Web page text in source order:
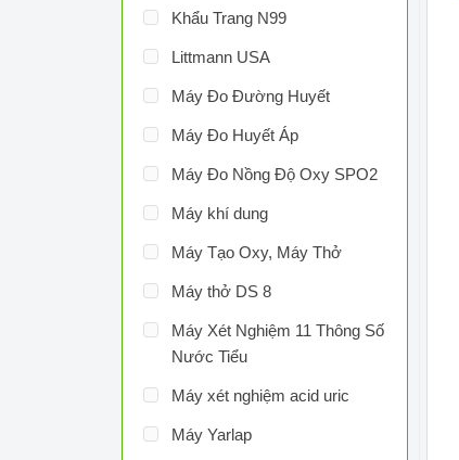
Khẩu Trang N99
Littmann USA
Máy Đo Đường Huyết
Máy Đo Huyết Áp
Máy Đo Nồng Độ Oxy SPO2
Máy khí dung
Máy Tạo Oxy, Máy Thở
Máy thở DS 8
Máy Xét Nghiệm 11 Thông Số
Nước Tiểu
Máy xét nghiệm acid uric
Máy Yarlap